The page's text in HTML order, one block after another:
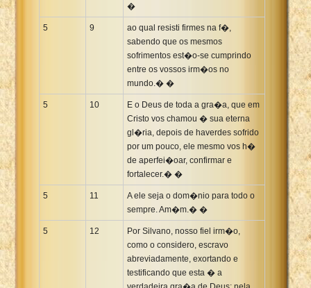
�
5 9
ao qual resisti firmes na f�,
sabendo que os mesmos
sofrimentos est�o-se cumprindo
entre os vossos irm�os no
mundo.� �
5 10
E o Deus de toda a gra�a, que em
Cristo vos chamou � sua eterna
gl�ria, depois de haverdes sofrido
por um pouco, ele mesmo vos h�
de aperfei�oar, confirmar e
fortalecer.� �
5 11
A ele seja o dom�nio para todo o
sempre. Am�m.� �
5 12
Por Silvano, nosso fiel irm�o,
como o considero, escravo
abreviadamente, exortando e
testificando que esta � a